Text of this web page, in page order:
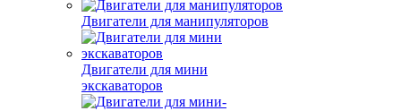
Двигатели для манипуляторов
Двигатели для мини
экскаваторов